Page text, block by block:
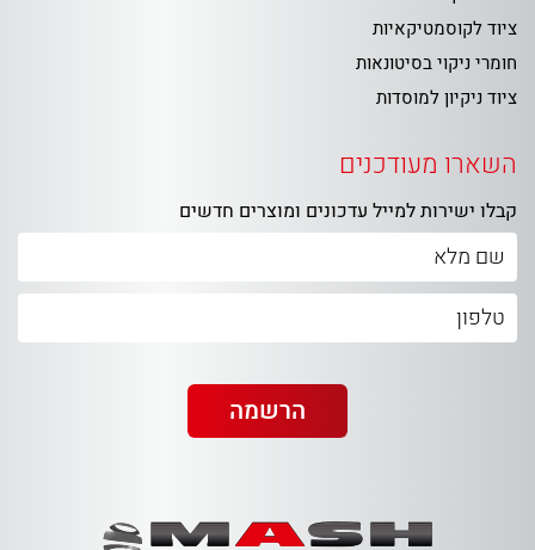
ציוד לקוסמטיקאיות
חומרי ניקוי בסיטונאות
ציוד ניקיון למוסדות
השארו מעודכנים
קבלו ישירות למייל עדכונים ומוצרים חדשים